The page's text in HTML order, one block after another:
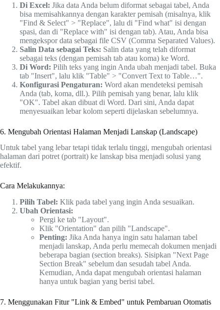
Di Excel: Jika data Anda belum diformat sebagai tabel, Anda
bisa memisahkannya dengan karakter pemisah (misalnya, klik
"Find & Select" > "Replace", lalu di "Find what" isi dengan
spasi, dan di "Replace with" isi dengan tab). Atau, Anda bisa
mengekspor data sebagai file CSV (Comma Separated Values).
Salin Data sebagai Teks: Salin data yang telah diformat
sebagai teks (dengan pemisah tab atau koma) ke Word.
Di Word: Pilih teks yang ingin Anda ubah menjadi tabel. Buka
tab "Insert", lalu klik "Table" > "Convert Text to Table…".
Konfigurasi Pengaturan: Word akan mendeteksi pemisah
Anda (tab, koma, dll.). Pilih pemisah yang benar, lalu klik
"OK". Tabel akan dibuat di Word. Dari sini, Anda dapat
menyesuaikan lebar kolom seperti dijelaskan sebelumnya.
6. Mengubah Orientasi Halaman Menjadi Lanskap (Landscape)
Untuk tabel yang lebar tetapi tidak terlalu tinggi, mengubah orientasi
halaman dari potret (portrait) ke lanskap bisa menjadi solusi yang
efektif.
Cara Melakukannya:
Pilih Tabel: Klik pada tabel yang ingin Anda sesuaikan.
Ubah Orientasi:
Pergi ke tab "Layout".
Klik "Orientation" dan pilih "Landscape".
Penting: Jika Anda hanya ingin satu halaman tabel
menjadi lanskap, Anda perlu memecah dokumen menjadi
beberapa bagian (section breaks). Sisipkan "Next Page
Section Break" sebelum dan sesudah tabel Anda.
Kemudian, Anda dapat mengubah orientasi halaman
hanya untuk bagian yang berisi tabel.
7. Menggunakan Fitur "Link & Embed" untuk Pembaruan Otomatis